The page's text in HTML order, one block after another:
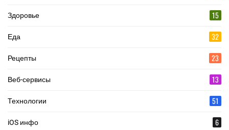
Здоровье 15
Еда 32
Рецепты 23
Веб-сервисы 13
Технологии 51
iOS инфо 6